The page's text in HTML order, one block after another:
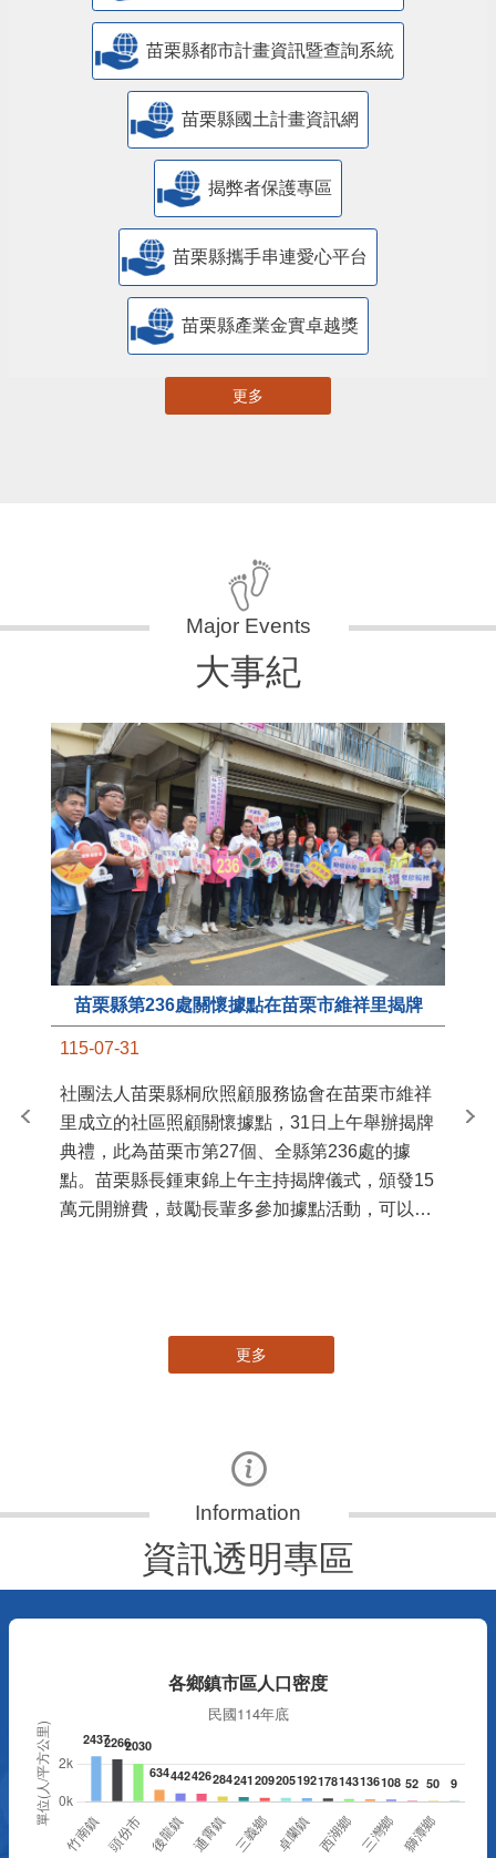
苗栗縣都市計畫資訊暨查詢系統
苗栗縣國土計畫資訊網
揭弊者保護專區
苗栗縣攜手串連愛心平台
苗栗縣產業金實卓越獎
更多
大事紀
苗栗縣第236處關懷據點在苗栗市維祥里揭牌
115-07-31
社團法人苗栗縣桐欣照顧服務協會在苗栗市維祥
里成立的社區照顧關懷據點，31日上午舉辦揭牌
典禮，此為苗栗市第27個、全縣第236處的據
點。苗栗縣長鍾東錦上午主持揭牌儀式，頒發15
萬元開辦費，鼓勵長輩多參加據點活動，可以更
苗
更多
資訊透明專區